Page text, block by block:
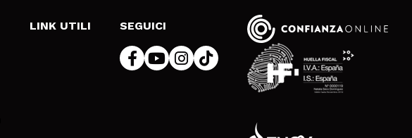
LINK UTILI SEGUICI